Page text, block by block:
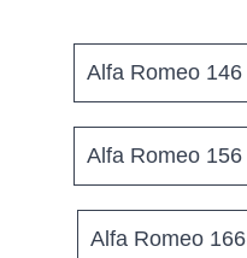
Alfa Romeo 146
Alfa Romeo 156
Alfa Romeo 166